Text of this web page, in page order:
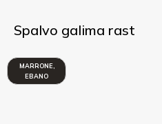
Spalvo galima rast
MARRONE,
EBANO